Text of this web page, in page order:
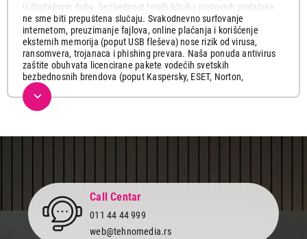
U digitalnom dobu, bezbednost tvojih ličnih i poslovnih podataka
ne sme biti prepuštena slučaju. Svakodnevno surfovanje
internetom, preuzimanje fajlova, online plaćanja i korišćenje
eksternih memorija (poput USB fleševa) nose rizik od virusa,
ransomvera, trojanaca i phishing prevara. Naša ponuda antivirus
zaštite obuhvata licencirane pakete vodećih svetskih
bezbednosnih brendova (poput Kaspersky, ESET, Norton,
Bitdefender i drugih), koji pružaju proaktivnu zaštitu u realnom
vremenu, čuvajući tvoj računar, telefon i mrežu od najsavremenijih
sajber pretnji.
Bilo da ti je potrebna bazična zaštita za jedan kućni računar,
licencni paket. Naš asortiman se bazira na originalnim fizičkim
pakovanjima (kutije sa zvaničnim licencnim kodovima i
instalacionim uputstvima) koja ti garantuju stopostotnu legalnost
softvera, pravo na redovno ažuriranje baze virusa i direktnu
tehničku podršku proizvođača tokom celog trajanja pretplate.
Call Centar
011 44 44 999
web@tehnomedia.rs